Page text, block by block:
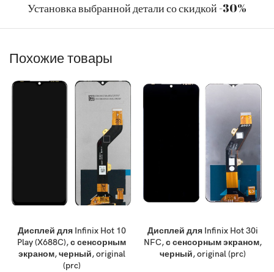
Установка выбранной детали со скидкой -30%
Похожие товары
Дисплей для Infinix Hot 10
Play (X688C), с сенсорным
экраном, черный, original
(prc)
Дисплей для Infinix Hot 30i
NFC, с сенсорным экраном,
черный, original (prc)